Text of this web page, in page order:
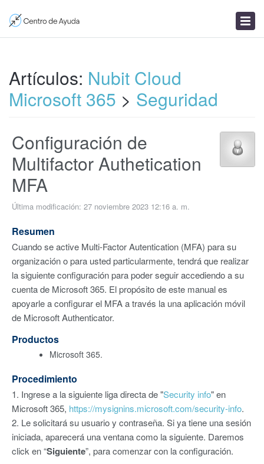
Enviar un ticket
Artículos: Nubit Cloud
Microsoft 365 > Seguridad
Configuración de
Multifactor Authetication
MFA
Última modificación: 27 noviembre 2023 12:16 a. m.
Resumen
Cuando se active Multi-Factor Autentication (MFA) para su
organización o para usted particularmente, tendrá que realizar
la siguiente configuración para poder seguir accediendo a su
cuenta de Microsoft 365. El propósito de este manual es
apoyarle a configurar el MFA a través la una aplicación móvil
de Microsoft Authenticator.
Productos
Microsoft 365.
Procedimiento
1. Ingrese a la siguiente liga directa de "Security info" en
Microsoft 365, https://mysignins.microsoft.com/security-info.
2. Le solicitará su usuario y contraseña. Si ya tiene una sesión
iniciada, aparecerá una ventana como la siguiente. Daremos
click en “Siguiente”, para comenzar con la configuración.